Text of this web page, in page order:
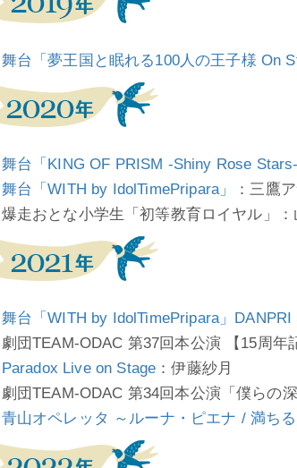
舞台「夢王国と眠れる100人の王子様 On
舞台「KING OF PRISM -Shiny Rose Stars-
舞台「WITH by IdolTimePripara」
：三鷹
走おとな小学生「初等教育ロイヤル」：
舞台「WITH by IdolTimePripara」DANPRI
団TEAM-ODAC 第37回本公演 【15周年
Paradox Live on Stage ：伊藤紗月
団TEAM-ODAC 第34回本公演「僕らの深
青山オペレッタ ～ルーナ・ピエナ / 満ち